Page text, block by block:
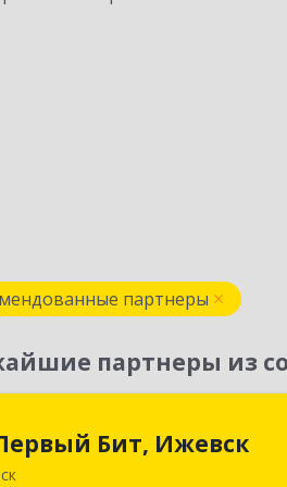
партнеры
партнеры из
Бит, Ижевск
1С:Первый Бит, Ижевск
Удмуртская Респ, Ижевск г,